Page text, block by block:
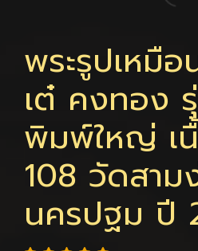
พระรูปเหมื
เต๋ คงทอง
พิมพ์ใหญ่ เ
108 วัดสาม
นครปฐม ปี